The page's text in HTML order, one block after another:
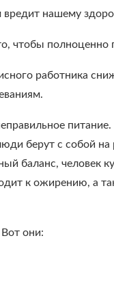
вредит нашему
чтобы полноценно
работника
берут с собой
баланс, человек
к ожирению, а
они: